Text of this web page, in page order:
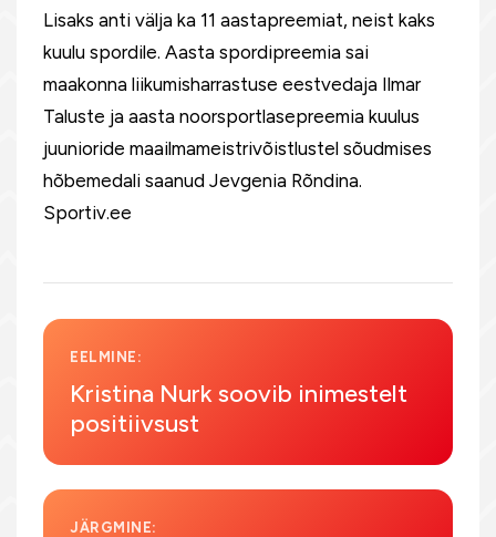
Lisaks anti välja ka 11 aastapreemiat, neist kaks
kuulu spordile. Aasta spordipreemia sai
maakonna liikumisharrastuse eestvedaja Ilmar
Taluste ja aasta noorsportlasepreemia kuulus
juunioride maailmameistrivõistlustel sõudmises
hõbemedali saanud Jevgenia Rõndina.
Sportiv.ee
EELMINE:
Kristina Nurk soovib inimestelt
positiivsust
JÄRGMINE: